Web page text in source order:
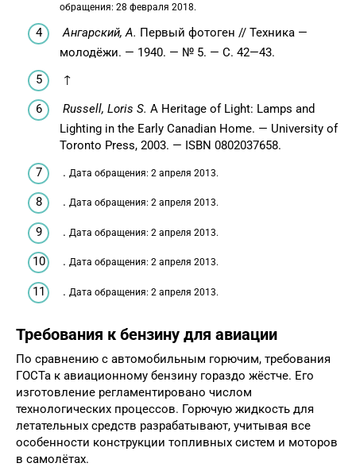
обращения: 28 февраля 2018.
Ангарский, А. Первый фотоген // Техника —
молодёжи. — 1940. — № 5. — С. 42—43.
↑
Russell, Loris S. A Heritage of Light: Lamps and
Lighting in the Early Canadian Home. — University of
Toronto Press, 2003. — ISBN 0802037658.
. Дата обращения: 2 апреля 2013.
. Дата обращения: 2 апреля 2013.
. Дата обращения: 2 апреля 2013.
. Дата обращения: 2 апреля 2013.
. Дата обращения: 2 апреля 2013.
Требования к бензину для авиации
По сравнению с автомобильным горючим, требования
ГОСТа к авиационному бензину гораздо жёстче. Его
изготовление регламентировано числом
технологических процессов. Горючую жидкость для
летательных средств разрабатывают, учитывая все
особенности конструкции топливных систем и моторов
в самолётах.